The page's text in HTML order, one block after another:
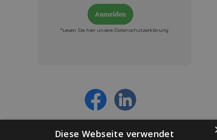
Anmelden
*Lesen Sie hier unsere Datenschutzerklärung
Diese Webseite verwendet